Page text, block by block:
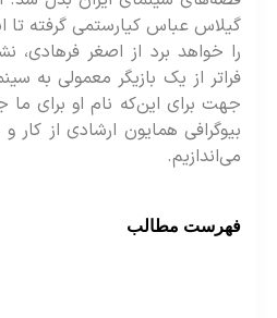
عباس کیارستمی گرفته تا ایفای
خواهد برد از اصغر فرهادی، نشان
از یک بازیگر معمولی به سینما
برای این‌که نام او برای ما
همایون ارشادی از کار و
مطالب